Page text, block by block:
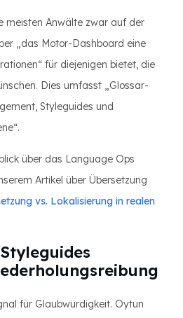
meisten Anwälte zwar auf der
„das Motor-Dashboard eine
für diejenigen bietet, die
Dies umfasst „Glossar-
Styleguides und
über das Language Ops
Artikel über Übersetzung
vs. Lokalisierung in realen
für Glaubwürdigkeit. Oytun